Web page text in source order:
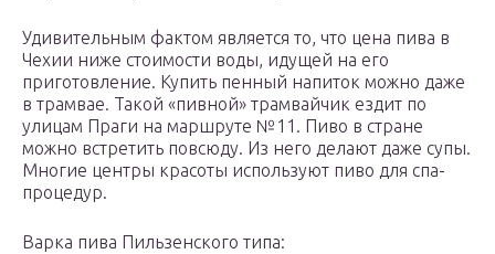
Удивительным фактом является то, что цена пива в
Чехии ниже стоимости воды, идущей на его
приготовление. Купить пенный напиток можно даже
в трамвае. Такой «пивной» трамвайчик ездит по
улицам Праги на маршруте №11. Пиво в стране
можно встретить повсюду. Из него делают даже супы.
Многие центры красоты используют пиво для спа-
процедур.
Варка пива Пильзенского типа: